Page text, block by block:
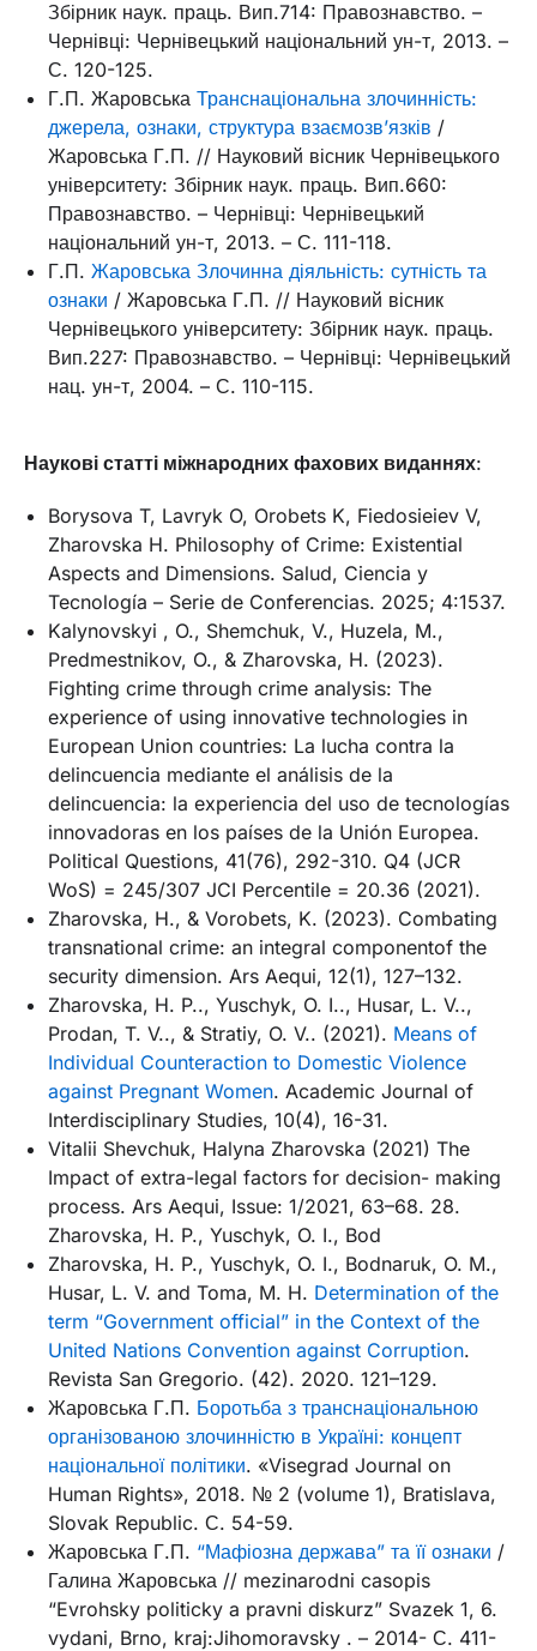
Збірник наук. праць. Вип.714: Правознавство. –
Чернівці: Чернівецький національний ун-т, 2013. –
С. 120-125.
Г.П. Жаровська Транснаціональна злочинність:
джерела, ознаки, структура взаємозв’язків /
Жаровська Г.П. // Науковий вісник Чернівецького
університету: Збірник наук. праць. Вип.660:
Правознавство. – Чернівці: Чернівецький
національний ун-т, 2013. – С. 111-118.
Г.П. Жаровська Злочинна діяльність: сутність та
ознаки / Жаровська Г.П. // Науковий вісник
Чернівецького університету: Збірник наук. праць.
Вип.227: Правознавство. – Чернівці: Чернівецький
нац. ун-т, 2004. – С. 110-115.
Наукові статті міжнародних фахових виданнях:
Borysova T, Lavryk O, Orobets K, Fiedosieiev V,
Zharovska H. Philosophy of Crime: Existential
Aspects and Dimensions. Salud, Ciencia y
Tecnología – Serie de Conferencias. 2025; 4:1537.
Kalynovskyi , O., Shemchuk, V., Huzela, M.,
Predmestnikov, O., & Zharovska, H. (2023).
Fighting crime through crime analysis: The
experience of using innovative technologies in
European Union countries: La lucha contra la
delincuencia mediante el análisis de la
delincuencia: la experiencia del uso de tecnologías
innovadoras en los países de la Unión Europea.
Political Questions, 41(76), 292-310. Q4 (JCR
WoS) = 245/307 JCI Percentile = 20.36 (2021).
Zharovska, H., & Vorobets, K. (2023). Combating
transnational crime: an integral componentof the
security dimension. Ars Aequi, 12(1), 127–132.
Zharovska, H. P.., Yuschyk, O. I.., Husar, L. V..,
Prodan, T. V.., & Stratiy, O. V.. (2021). Means of
Individual Counteraction to Domestic Violence
against Pregnant Women. Academic Journal of
Interdisciplinary Studies, 10(4), 16-31.
Vitalii Shevchuk, Halyna Zharovska (2021) The
Impact of extra-legal factors for decision- making
process. Ars Aequi, Issue: 1/2021, 63–68. 28.
Zharovska, H. P., Yuschyk, O. I., Bod
Zharovska, H. P., Yuschyk, O. I., Bodnaruk, O. M.,
Husar, L. V. and Toma, M. H. Determination of the
term “Government official” in the Context of the
United Nations Convention against Corruption.
Revista San Gregorio. (42). 2020. 121–129.
Жаровська Г.П. Боротьба з транснаціональною
організованою злочинністю в Україні: концепт
національної політики. «Visegrad Journal on
Human Rights», 2018. № 2 (volume 1), Bratislava,
Slovak Republic. С. 54-59.
Жаровська Г.П. “Мафіозна держава” та її ознаки /
Галина Жаровська // mezinarodni casopis
“Evrohsky politicky a pravni diskurz” Svazek 1, 6.
vydani, Brno, kraj:Jihomoravsky . – 2014- С. 411-